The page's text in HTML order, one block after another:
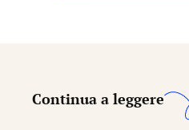
Continua a leggere